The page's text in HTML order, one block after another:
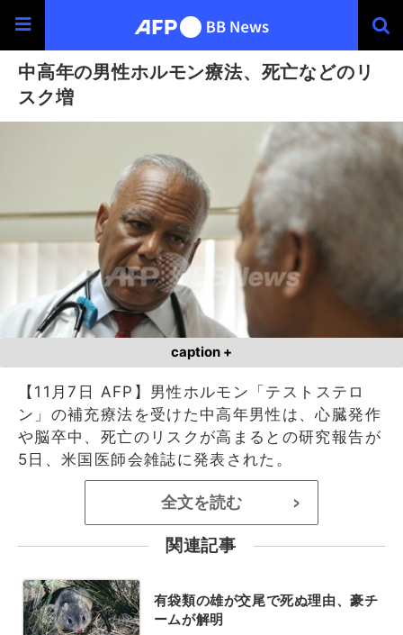
中高年の男性ホルモン療法、死亡などのリ
スク増
caption +
【11月7日 AFP】男性ホルモン「テストステロ
ン」の補充療法を受けた中高年男性は、心臓発作
や脳卒中、死亡のリスクが高まるとの研究報告が
5日、米国医師会雑誌に発表された。
全文を読む >
関連記事
有袋類の雄が交尾で死ぬ理由、豪チ
ームが解明